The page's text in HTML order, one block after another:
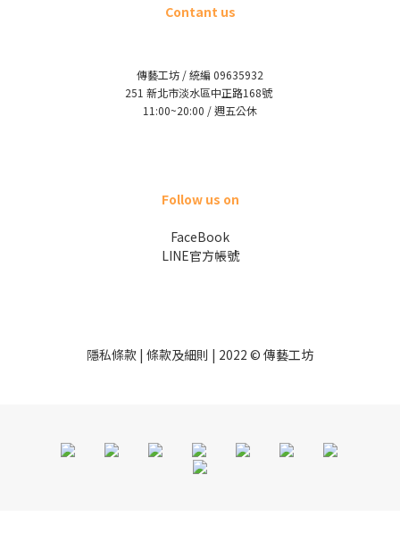
Contant us
傳藝工坊 / 統編 09635932
251 新北市淡水區中正路168號
11:00~20:00 / 週五公休
Follow us on
FaceBook
LINE官方帳號
隱私條款 | 條款及細則 | 2022 © 傳藝工坊